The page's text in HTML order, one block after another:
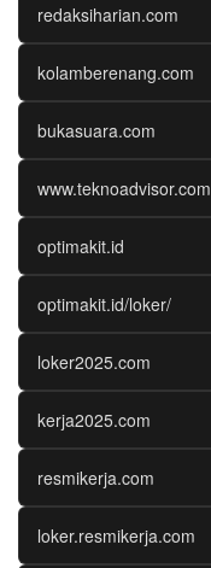
redaksiharian.com
kolamberenang.com
bukasuara.com
www.teknoadvisor.com
optimakit.id
optimakit.id/loker/
loker2025.com
kerja2025.com
resmikerja.com
loker.resmikerja.com